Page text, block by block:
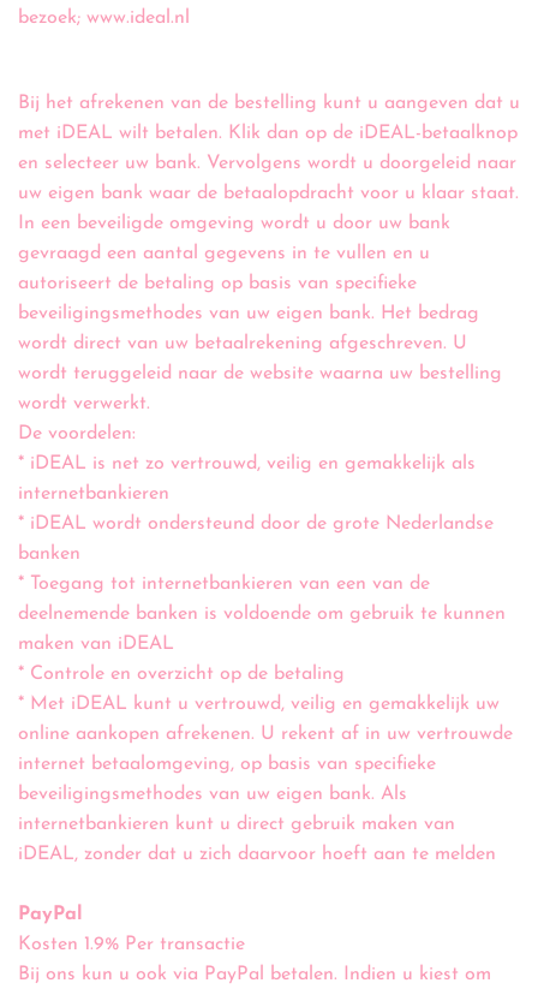
bezoek; www.ideal.nl
Bij het afrekenen van de bestelling kunt u aangeven dat u
met iDEAL wilt betalen. Klik dan op de iDEAL-betaalknop
en selecteer uw bank. Vervolgens wordt u doorgeleid naar
uw eigen bank waar de betaalopdracht voor u klaar staat.
In een beveiligde omgeving wordt u door uw bank
gevraagd een aantal gegevens in te vullen en u
autoriseert de betaling op basis van specifieke
beveiligingsmethodes van uw eigen bank. Het bedrag
wordt direct van uw betaalrekening afgeschreven. U
wordt teruggeleid naar de website waarna uw bestelling
wordt verwerkt.
De voordelen:
* iDEAL is net zo vertrouwd, veilig en gemakkelijk als
internetbankieren
* iDEAL wordt ondersteund door de grote Nederlandse
banken
* Toegang tot internetbankieren van een van de
deelnemende banken is voldoende om gebruik te kunnen
maken van iDEAL
* Controle en overzicht op de betaling
* Met iDEAL kunt u vertrouwd, veilig en gemakkelijk uw
online aankopen afrekenen. U rekent af in uw vertrouwde
internet betaalomgeving, op basis van specifieke
beveiligingsmethodes van uw eigen bank. Als
internetbankieren kunt u direct gebruik maken van
iDEAL, zonder dat u zich daarvoor hoeft aan te melden
PayPal
Kosten 1.9% Per transactie
Bij ons kun u ook via PayPal betalen. Indien u kiest om